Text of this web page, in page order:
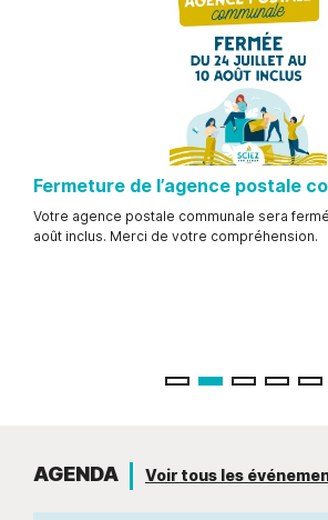
Fermeture de l’agence postale
Votre agence postale communale sera
août inclus. Merci de votre compréhension.
AGENDA Voir tous les